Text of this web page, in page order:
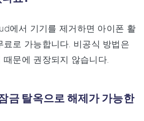
에서 기기를 제거하면 아이폰 활
료로 가능합니다. 비공식 방법은
때문에 권장되지 않습니다.
금 탈옥으로 해제가 가능한